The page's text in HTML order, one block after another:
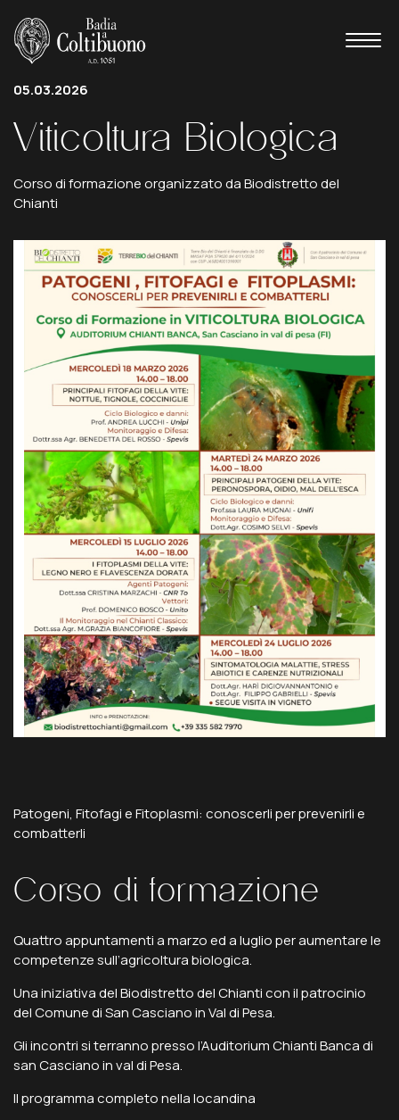
05.03.2026
Viticoltura Biologica
Corso di formazione organizzato da Biodistretto del
Chianti
Patogeni, FitofagieFitoplasmi: conoscerliperprevenirlie
combatterli
Corso di formazione
Quattro appuntamenti a marzo ed a luglio per aumentare le
competenze sull’agricoltura biologica.
Una iniziativa del Biodistretto del Chianti con il patrocinio
del Comune di San Casciano in Val di Pesa.
Gli incontri si terranno presso l’Auditorium Chianti Banca di
san Casciano in val di Pesa.
Il programma completo nella locandina